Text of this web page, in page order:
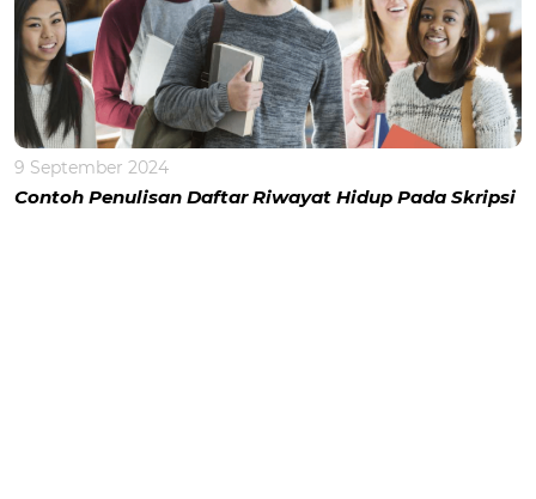
9 September 2024
Contoh Penulisan Daftar Riwayat Hidup Pada Skripsi